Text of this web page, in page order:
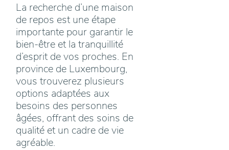
La recherche d’une maison
de repos est une étape
importante pour garantir le
bien-être et la tranquillité
d’esprit de vos proches. En
province de Luxembourg,
vous trouverez plusieurs
options adaptées aux
besoins des personnes
âgées, offrant des soins de
qualité et un cadre de vie
agréable.